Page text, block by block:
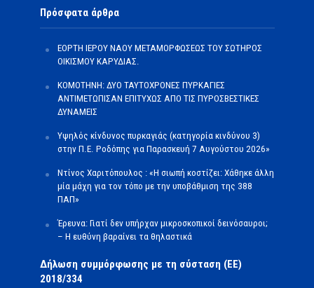
Πρόσφατα άρθρα
ΕΟΡΤΗ ΙΕΡΟΥ ΝΑΟΥ ΜΕΤΑΜΟΡΦΩΣΕΩΣ ΤΟΥ ΣΩΤΗΡΟΣ
ΟΙΚΙΣΜΟΥ ΚΑΡΥΔΙΑΣ.
ΚΟΜΟΤΗΝΗ: ΔΥΟ ΤΑΥΤΟΧΡΟΝΕΣ ΠΥΡΚΑΓΙΕΣ
ΑΝΤΙΜΕΤΩΠΙΣΑΝ ΕΠΙΤΥΧΩΣ ΑΠΟ ΤΙΣ ΠΥΡΟΣΒΕΣΤΙΚΕΣ
ΔΥΝΑΜΕΙΣ
Υψηλός κίνδυνος πυρκαγιάς (κατηγορία κινδύνου 3)
στην Π.Ε. Ροδόπης για Παρασκευή 7 Αυγούστου 2026»
Ντίνος Χαριτόπουλος : «Η σιωπή κοστίζει: Χάθηκε άλλη
μία μάχη για τον τόπο με την υποβάθμιση της 388
ΠΑΠ»
Έρευνα: Γιατί δεν υπήρχαν μικροσκοπικοί δεινόσαυροι;
– Η ευθύνη βαραίνει τα θηλαστικά
Δήλωση συμμόρφωσης με τη σύσταση (ΕΕ)
2018/334